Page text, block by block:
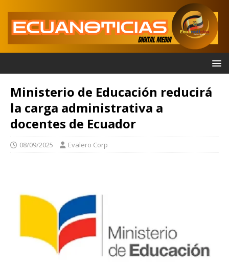
Ministerio de Educación reducirá
la carga administrativa a
docentes de Ecuador
08/09/2025 Evalero Corp